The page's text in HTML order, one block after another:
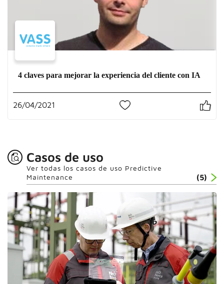
4 claves para mejorar la experiencia del cliente con IA
26/04/2021
Casos de uso
Ver todas los casos de uso Predictive
Maintenance
(5)